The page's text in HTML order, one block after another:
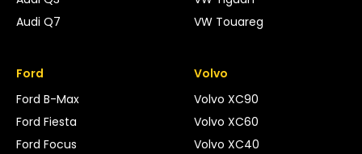
Audi Q7
VW Touareg
Ford
Ford B-Max
Ford Fiesta
Ford Focus
Volvo
Volvo XC90
Volvo XC60
Volvo XC40